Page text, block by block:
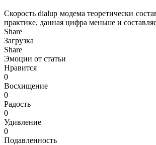
Скорость dialup модема теоретически
практике, данная цифра меньше и
Share
Загрузка
Share
Эмоции от статьи
Нравится
0
Восхищение
0
Радость
0
Удивление
0
Подавленность